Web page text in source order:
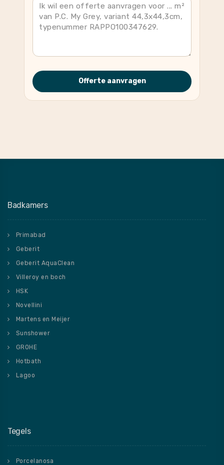
Offerte aanvragen
Badkamers
Primabad
Geberit
Geberit AquaClean
Villeroy en boch
HSK
Novellini
Martens en Meijer
Sunshower
GROHE
Hotbath
Lagoo
Tegels
Porcelanosa